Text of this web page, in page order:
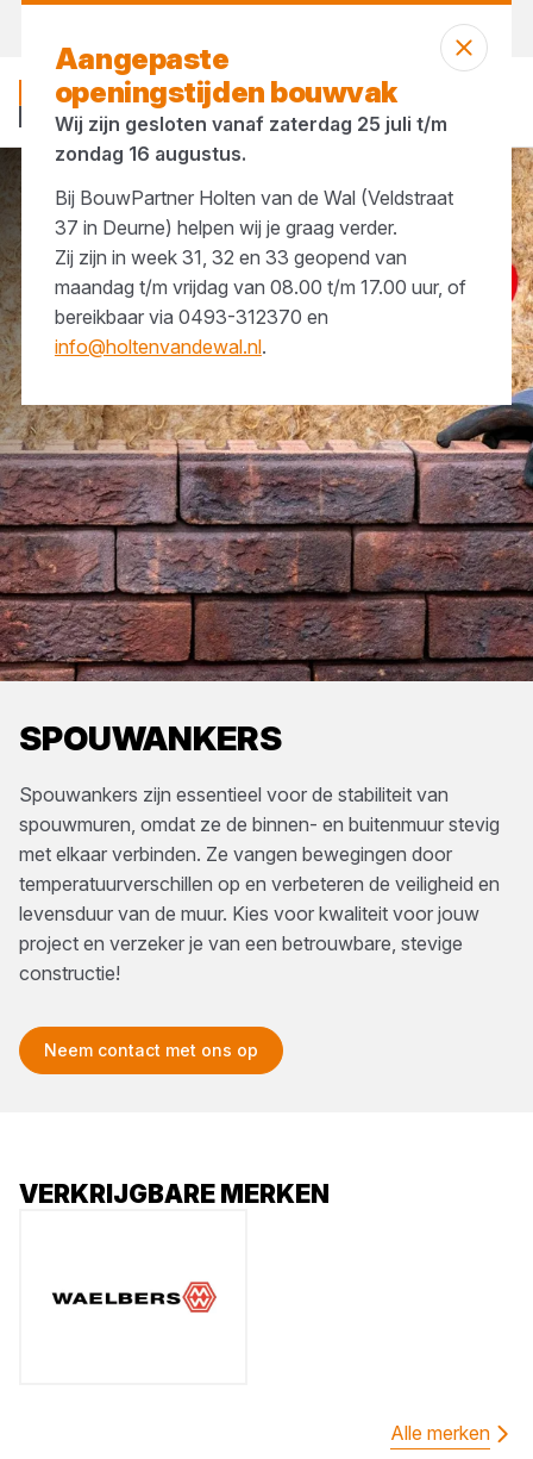
SPOUWANKERS
Spouwankers zijn essentieel voor de stabiliteit van
spouwmuren, omdat ze de binnen- en buitenmuur stevig
met elkaar verbinden. Ze vangen bewegingen door
temperatuurverschillen op en verbeteren de veiligheid en
levensduur van de muur. Kies voor kwaliteit voor jouw
project en verzeker je van een betrouwbare, stevige
constructie!
Neem contact met ons op
IJzerwaren Spouwankers
VERKRIJGBARE MERKEN
Alle merken
Aangepaste
openingstijden bouwvak
Wij zijn gesloten vanaf zaterdag 25 juli t/m
zondag 16 augustus.
Bij BouwPartner Holten van de Wal (Veldstraat
37 in Deurne) helpen wij je graag verder.
Zij zijn in week 31, 32 en 33 geopend van
maandag t/m vrijdag van 08.00 t/m 17.00 uur, of
bereikbaar via 0493-312370 en
info@holtenvandewal.nl.